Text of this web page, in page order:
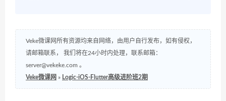
Veke微课网所有资源均来自网络，由用户自行发布，如有侵权，
请邮箱联系， 我们将在24小时内处理，联系邮箱：
server@vekeke.com 。
Veke微课网 » Logic-iOS-Flutter高级进阶班2期